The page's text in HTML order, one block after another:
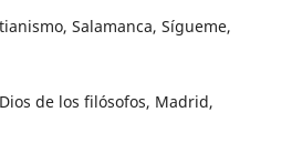
Salamanca, Sígueme,
de los filósofos, Madrid,